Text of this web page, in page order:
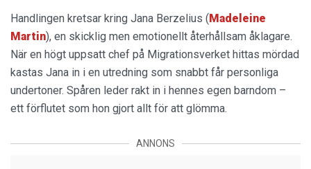
Handlingen kretsar kring Jana Berzelius ( Madeleine
Martin), en skicklig men emotionellt återhållsam åklagare.
När en högt uppsatt chef på Migrationsverket hittas mördad
kastas Jana in i en utredning som snabbt får personliga
undertoner. Spåren leder rakt in i hennes egen barndom –
ett förflutet som hon gjort allt för att glömma.
ANNONS